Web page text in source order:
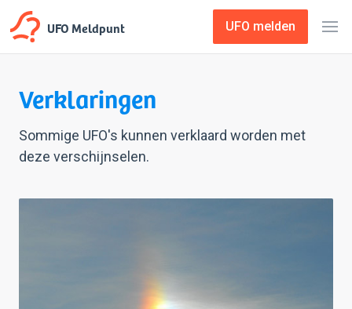
UFO Meldpunt UFO melden
Verklaringen
Sommige UFO's kunnen verklaard worden met
deze verschijnselen.